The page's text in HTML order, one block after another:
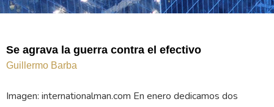
Se agrava la guerra contra el efectivo
Guillermo Barba
Imagen: internationalman.com En enero dedicamos dos